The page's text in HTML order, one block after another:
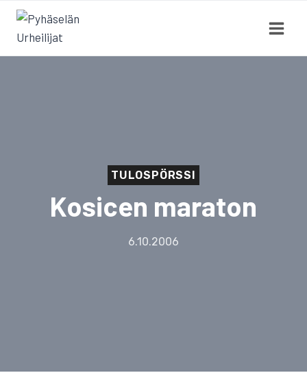
Siirry
sisältöön
TULOSPÖRSSI
Kosicen maraton
6.10.2006